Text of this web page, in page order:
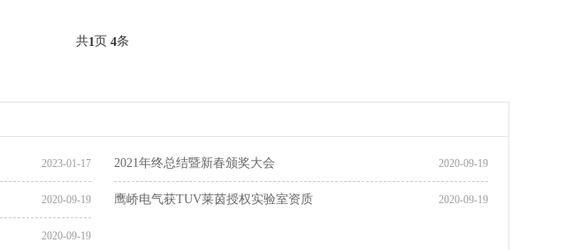
共1页 4条
2023-01-17 2020-09-19
2021年终总结暨新春颁奖大会
2020-09-19 2020-09-19
鹰峤电气获TUV莱茵授权实验室资质
2020-09-19